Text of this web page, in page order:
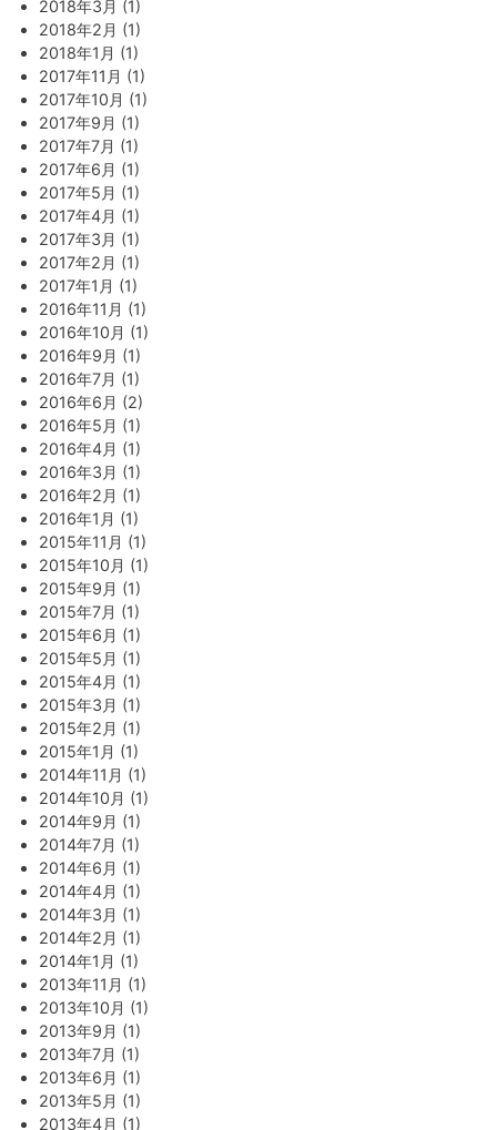
2018年3月 (1)
2018年2月 (1)
2018年1月 (1)
2017年11月 (1)
2017年10月 (1)
2017年9月 (1)
2017年7月 (1)
2017年6月 (1)
2017年5月 (1)
2017年4月 (1)
2017年3月 (1)
2017年2月 (1)
2017年1月 (1)
2016年11月 (1)
2016年10月 (1)
2016年9月 (1)
2016年7月 (1)
2016年6月 (2)
2016年5月 (1)
2016年4月 (1)
2016年3月 (1)
2016年2月 (1)
2016年1月 (1)
2015年11月 (1)
2015年10月 (1)
2015年9月 (1)
2015年7月 (1)
2015年6月 (1)
2015年5月 (1)
2015年4月 (1)
2015年3月 (1)
2015年2月 (1)
2015年1月 (1)
2014年11月 (1)
2014年10月 (1)
2014年9月 (1)
2014年7月 (1)
2014年6月 (1)
2014年4月 (1)
2014年3月 (1)
2014年2月 (1)
2014年1月 (1)
2013年11月 (1)
2013年10月 (1)
2013年9月 (1)
2013年7月 (1)
2013年6月 (1)
2013年5月 (1)
2013年4月 (1)